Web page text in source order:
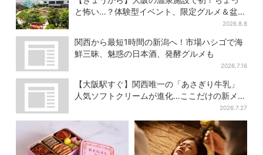
り復活シェイクもと怖い…？体験型イベント、限定グルメ＆盆踊
2026.8.8
関西から最短1時間の新潟へ！市場ハシゴで海
鮮三昧、魅惑の日本酒、発酵グルメも
2026.7.16
【大阪駅すぐ】関西唯一の「あさぎり牛乳」
人気ソフトクリームが進化…ここだけの新メニ
2026.7.27